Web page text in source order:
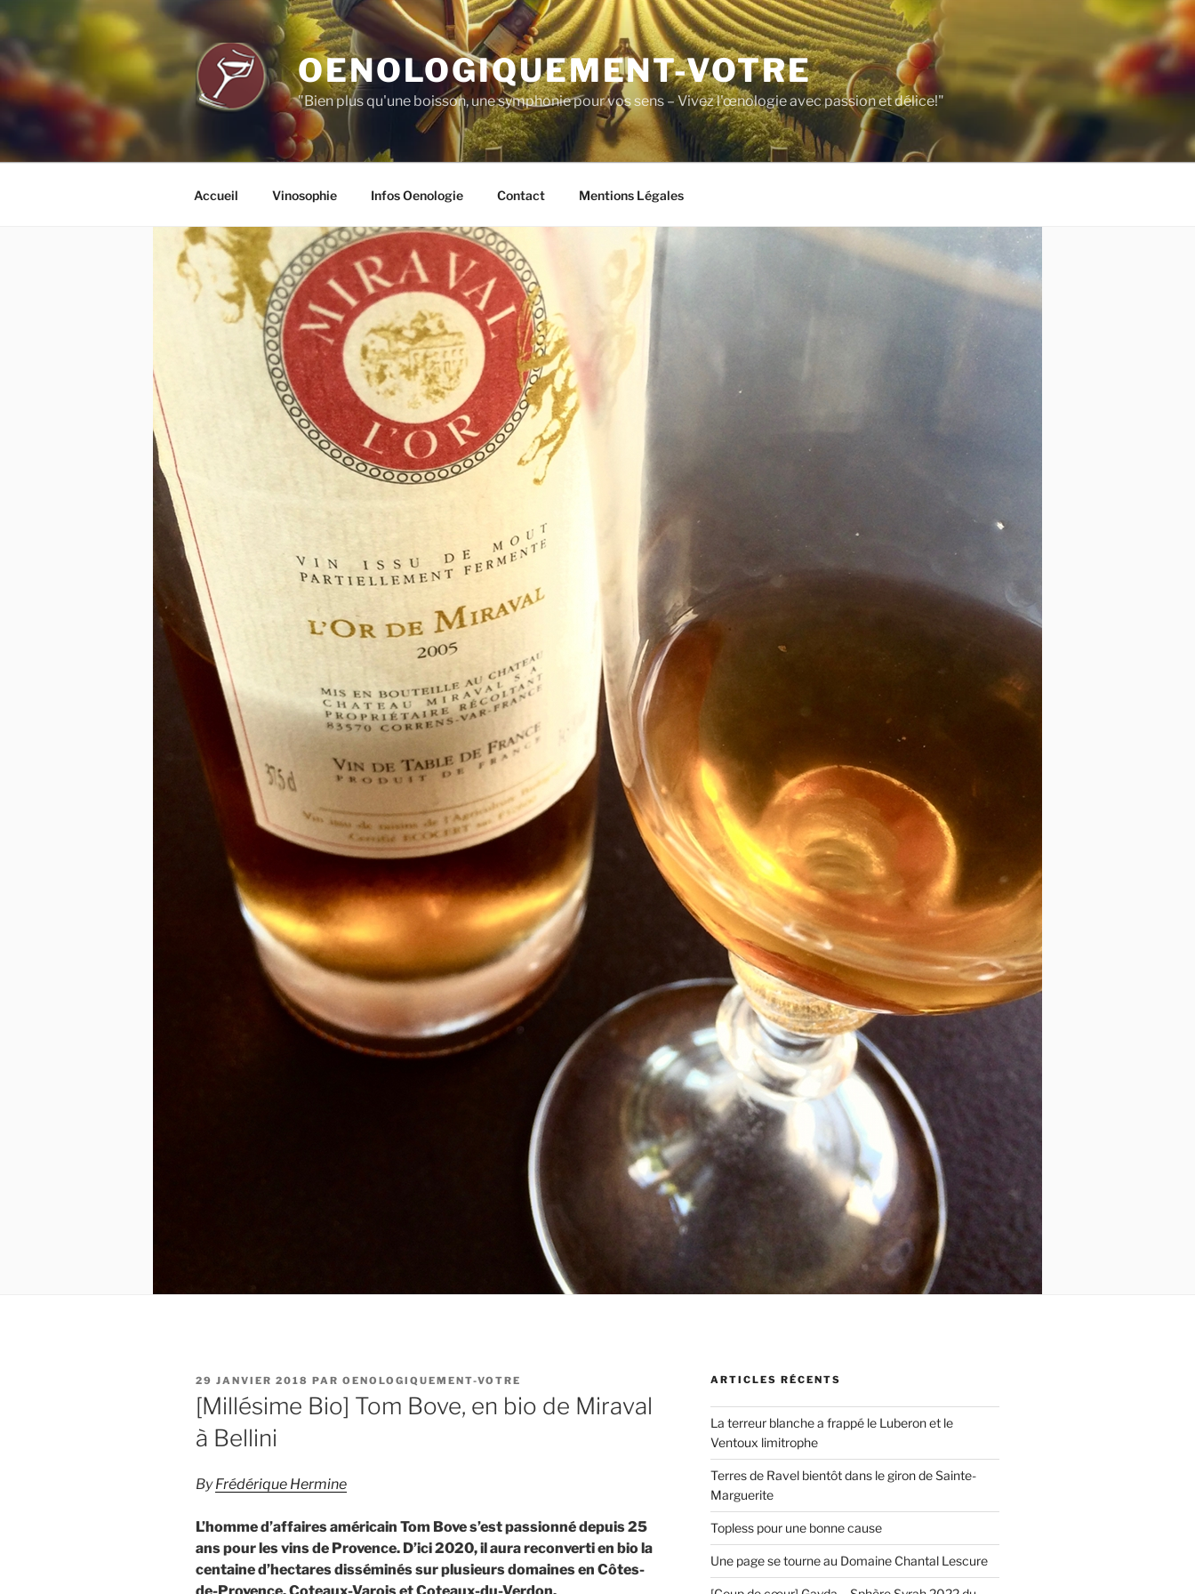
Aller
au
contenu
principal
OENOLOGIQUEMENT-VOTRE
"Bien plus qu'une boisson, une symphonie pour vos sens – Vivez l'œnologie avec passion et délice!"
Accueil Vinosophie Infos Oenologie Contact Mentions Légales
PUBLIÉ
LE
29 JANVIER 2018 PAR OENOLOGIQUEMENT-VOTRE
[Millésime Bio] Tom Bove, en bio de Miraval
à Bellini
ByFrédérique Hermine
L’homme d’affaires américain Tom Bove s’est passionné depuis 25
ans pour les vins de Provence. D’ici 2020, il aura reconverti en bio la
centaine d’hectares disséminés sur plusieurs domaines en Côtes-
ARTICLES RÉCENTS
La terreur blanche a frappé le Luberon et le
Ventoux limitrophe
Terres de Ravel bientôt dans le giron de Sainte-
Marguerite
Topless pour une bonne cause
Une page se tourne au Domaine Chantal Lescure